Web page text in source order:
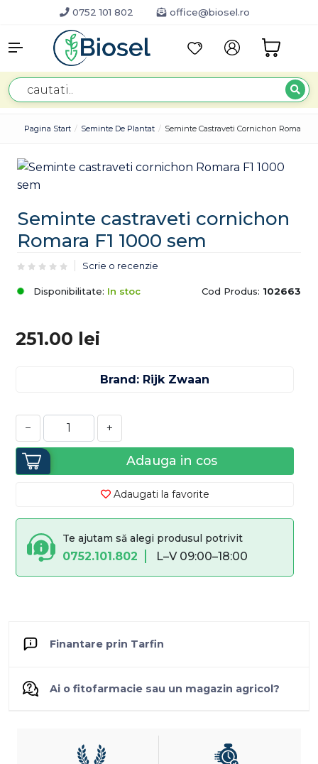
0752 101 802 office@biosel.ro
Pagina Start Seminte De Plantat Seminte Castraveti Cornichon Romara F1
Seminte castraveti cornichon
Romara F1 1000 sem
Scrie o recenzie
Disponibilitate: In stoc Cod Produs: 102663
251.00 lei
Brand: Rijk Zwaan
− +
Adauga in cos
Adaugati la favorite
Te ajutam să alegi produsul potrivit
0752.101.802 L–V 09:00–18:00
Finantare prin Tarfin
Ai o fitofarmacie sau un magazin agricol?